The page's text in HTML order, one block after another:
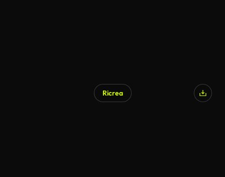
Ricrea